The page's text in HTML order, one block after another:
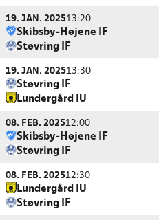
19. JAN. 202513:20
Skibsby-Højene IF
Støvring IF
19. JAN. 202513:30
Støvring IF
Lundergård IU
08. FEB. 202512:00
Skibsby-Højene IF
Støvring IF
08. FEB. 202512:30
Lundergård IU
Støvring IF